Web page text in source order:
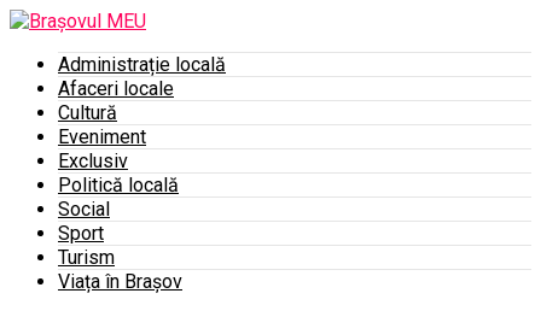
Administrație locală
Afaceri locale
Cultură
Eveniment
Exclusiv
Politică locală
Social
Sport
Turism
Viața în Brașov